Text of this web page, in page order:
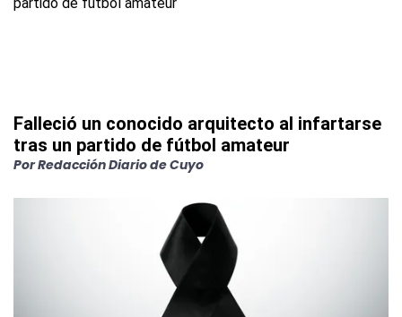
Falleció un conocido arquitecto al infartarse
tras un partido de fútbol amateur
PorRedacción Diario de Cuyo